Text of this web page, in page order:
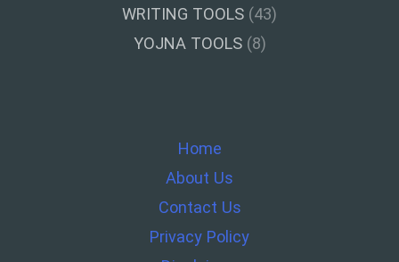
WRITING TOOLS (43)
YOJNA TOOLS(8)
Home
About Us
Contact Us
Privacy Policy